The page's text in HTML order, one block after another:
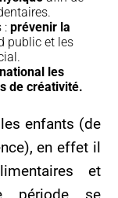
:prévenir la
public et les
les
de créativité.
enfants (de
en effet il
et